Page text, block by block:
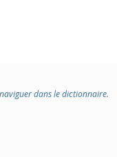
dans le dictionnaire.